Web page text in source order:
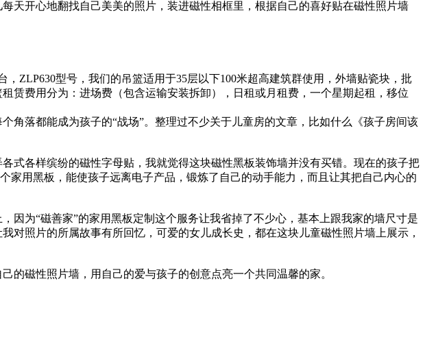
天开心地翻找自己美美的照片，装进磁性相框里，根据自己的喜好贴在磁性照片墙
ZLP630型号，我们的吊篮适用于35层以下100米超高建筑群使用，外墙贴瓷块，批
赁费用分为：进场费（包含运输安装拆卸），日租或月租费，一个星期起租，移位
角落都能成为孩子的“战场”。整理过不少关于儿童房的文章，比如什么《孩子房间该
式各样缤纷的磁性字母贴，我就觉得这块磁性黑板装饰墙并没有买错。现在的孩子把
家用黑板，能使孩子远离电子产品，锻炼了自己的动手能力，而且让其把自己内心的
因为“磁善家”的家用黑板定制这个服务让我省掉了不少心，基本上跟我家的墙尺寸是
照片的所属故事有所回忆，可爱的女儿成长史，都在这块儿童磁性照片墙上展示，
的磁性照片墙，用自己的爱与孩子的创意点亮一个共同温馨的家。